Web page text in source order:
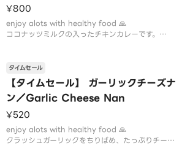
¥800
enjoy alots with healthy food 🙏
ココナッツミルクの入ったチキンカレーです。
普通のカレーじゃ物足りない。と言うお客様 是非
どうぞ
【タイムセール】 ガーリックチーズナ
ン／Garlic Cheese Nan
タイムセール
¥520
enjoy alots with healthy food 🙏
クラッシュガーリックをちりばめ、たっぷりチーズ